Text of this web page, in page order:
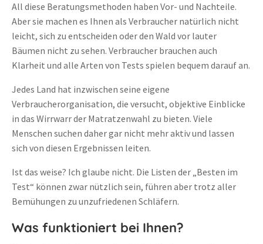
All diese Beratungsmethoden haben Vor- und Nachteile.
Aber sie machen es Ihnen als Verbraucher natürlich nicht
leicht, sich zu entscheiden oder den Wald vor lauter
Bäumen nicht zu sehen. Verbraucher brauchen auch
Klarheit und alle Arten von Tests spielen bequem darauf an.
Jedes Land hat inzwischen seine eigene
Verbraucherorganisation, die versucht, objektive Einblicke
in das Wirrwarr der Matratzenwahl zu bieten. Viele
Menschen suchen daher gar nicht mehr aktiv und lassen
sich von diesen Ergebnissen leiten.
Ist das weise? Ich glaube nicht. Die Listen der „Besten im
Test“ können zwar nützlich sein, führen aber trotz aller
Bemühungen zu unzufriedenen Schläfern.
Was funktioniert bei Ihnen?